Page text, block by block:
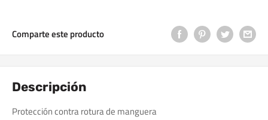
Comparte este producto
Descripción
Protección contra rotura de manguera